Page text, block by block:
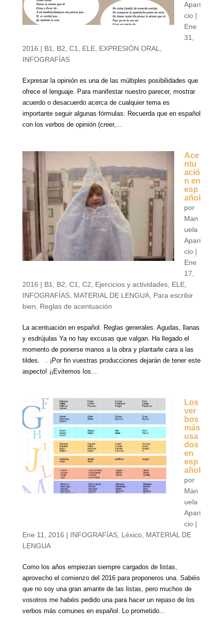
Apari
cio|
Ene
31,
2016 | B1 B2 C1 ELE, EXPRESIÓN ORAL
INFOGRAFÍAS
Expresar la opinión es una de las múltiples posibilidades que
ofrece el lenguaje. Para manifestar nuestro parecer, mostrar
acuerdo o desacuerdo acerca de cualquier tema es
importante seguir algunas fórmulas: Recuerda que en español
con los verbos de opinión (creer,...
Ace
ntu
ació
n en
esp
añol
por
Man
uela
Apari
cio|
Ene
17,
2016 | B1 B2 C1 C2 Ejercicios y actividades, ELE,
INFOGRAFÍAS, MATERIAL DE LENGUA, Para escribir
bien
Reglas de acentuación
La acentuación en español. Reglas generales. Agudas, llanas
y esdrújulas Ya no hay excusas que valgan. Ha llegado el
momento de ponerse manos a la obra y plantarle cara a las
tildes. . ¡Por fin vuestras producciones dejarán de tener este
aspecto! ¡¡Evitemos los...
Los
ver
bos
más
usa
dos
en
esp
añol
por
Man
uela
Apari
cio|
Ene 11, 2016 | INFOGRAFÍAS, Léxico, MATERIAL DE
LENGUA
Como los años empiezan siempre cargados de listas,
aprovecho el comienzo del 2016 para proponeros una. Sabéis
que no soy una gran amante de las listas, pero muchos de
vosotros me habéis pedido una para hacer un repaso de los
verbos más comunes en español. Lo prometido...